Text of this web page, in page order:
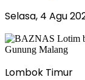
Selasa, 4 Agu
Lombok Timur